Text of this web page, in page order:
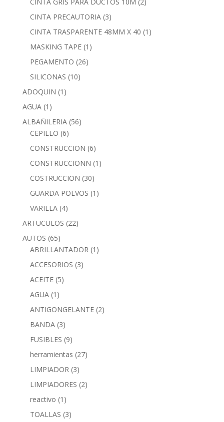
CINTA PRECAUTORIA (3)
CINTA TRASPARENTE 48MM X 40 (1)
MASKING TAPE (1)
PEGAMENTO (26)
SILICONAS (10)
ADOQUIN (1)
AGUA (1)
ALBAÑILERIA (56)
CEPILLO (6)
CONSTRUCCION (6)
CONSTRUCCIONN (1)
COSTRUCCION (30)
GUARDA POLVOS (1)
VARILLA (4)
ARTUCULOS (22)
AUTOS (65)
ABRILLANTADOR (1)
ACCESORIOS (3)
ACEITE (5)
AGUA (1)
ANTIGONGELANTE (2)
BANDA (3)
FUSIBLES (9)
herramientas (27)
LIMPIADOR (3)
LIMPIADORES (2)
reactivo (1)
TOALLAS (3)